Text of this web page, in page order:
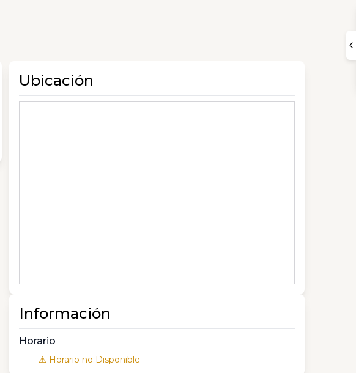
Ubicación
Información
Horario
⚠️ Horario no Disponible